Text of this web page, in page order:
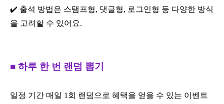
✔️ 출석 방법은 스탬프형, 댓글형, 로그인형 등 다양한 방식
을 고려할 수 있어요.
■ 하루 한 번 랜덤 뽑기
일정 기간 매일 1회 랜덤으로 혜택을 얻을 수 있는 이벤트